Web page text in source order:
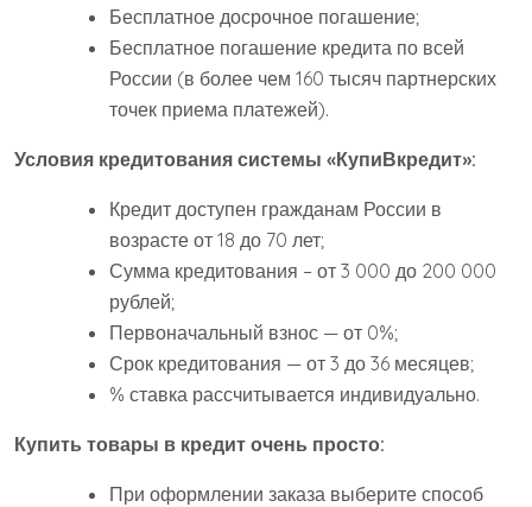
Бесплатное досрочное погашение;
Бесплатное погашение кредита по всей
России (в более чем 160 тысяч партнерских
точек приема платежей).
Условия кредитования системы «КупиВкредит»:
Кредит доступен гражданам России в
возрасте от 18 до 70 лет;
Сумма кредитования – от 3 000 до 200 000
рублей;
Первоначальный взнос — от 0%;
Срок кредитования — от 3 до 36 месяцев;
% ставка рассчитывается индивидуально.
Купить товары в кредит очень просто:
При оформлении заказа выберите способ